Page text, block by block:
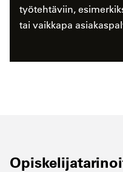
työtehtäviin,
tai vaikkapa